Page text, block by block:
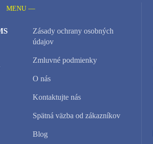
MENU —
Zásady ochrany osobných
údajov
Zmluvné podmienky
O nás
Kontaktujte nás
Spätná väzba od zákazníkov
Blog